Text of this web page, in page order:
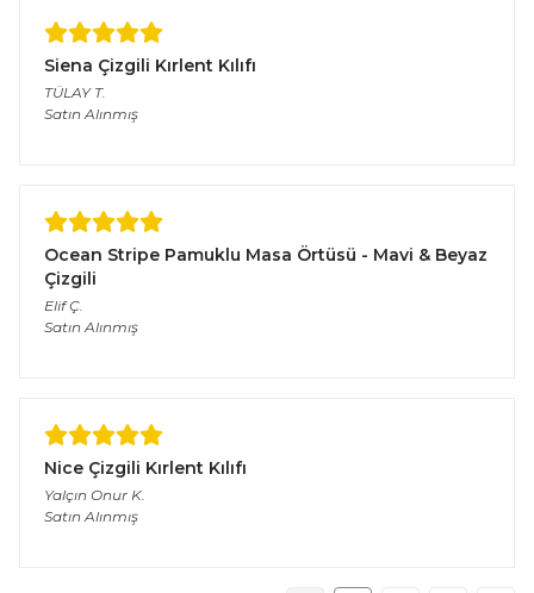
Siena Çizgili Kırlent Kılıfı
TÜLAY T.
Satın Alınmış
Ocean Stripe Pamuklu Masa Örtüsü - Mavi & Beyaz
Çizgili
Elif Ç.
Satın Alınmış
Nice Çizgili Kırlent Kılıfı
Yalçın Onur K.
Satın Alınmış